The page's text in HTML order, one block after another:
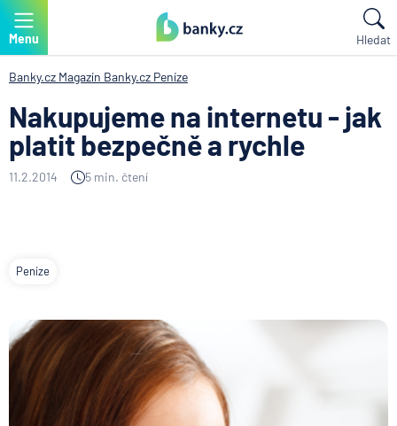
Menu Hledat
Banky.cz Magazín Banky.cz Peníze
Nakupujeme na internetu - jak
platit bezpečně a rychle
11.2.2014 5 min. čtení
Peníze